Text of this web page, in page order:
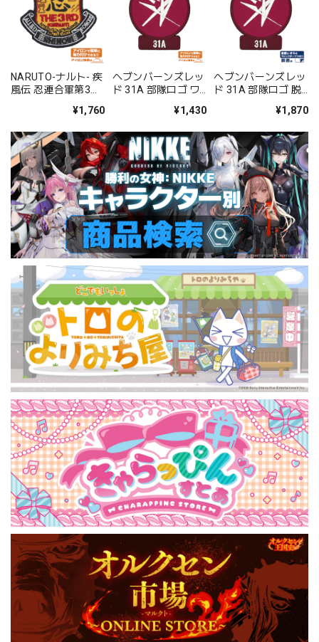
NARUTO-ナルト- 疾
風伝 忍連合軍第3部
¥1,760
ヘブンバーンズレッ
ド 31A 部隊ロゴ ワ
¥1,430
ヘブンバーンズレッ
ド 31A 部隊ロゴ 脱
¥1,870